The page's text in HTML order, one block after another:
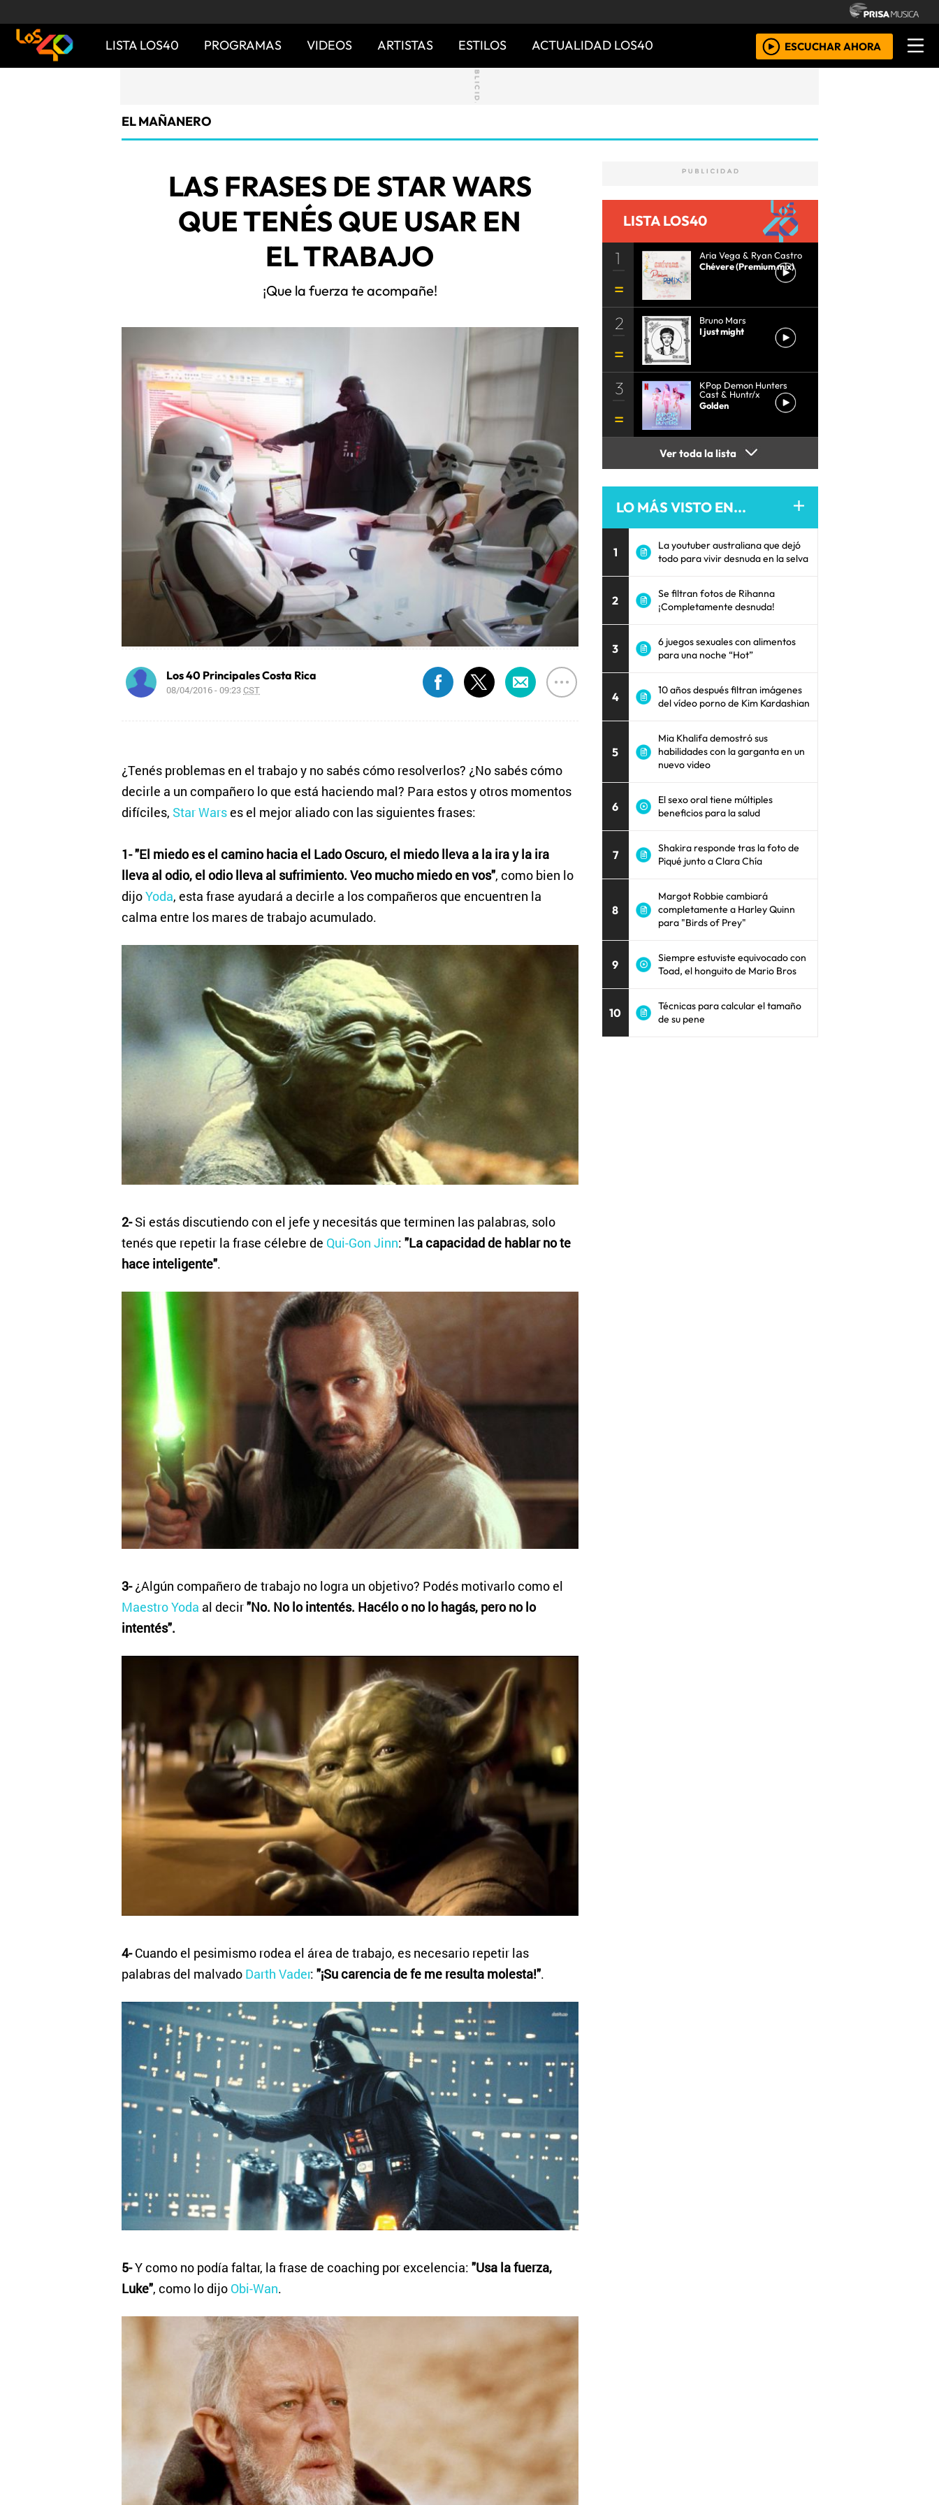
LISTA LOS40 PROGRAMAS VIDEOS ARTISTAS ESTILOS ACTUALIDAD LOS40 ESCUCHAR AHORA
EL MAÑANERO
LAS FRASES DE STAR WARS
QUE TENÉS QUE USAR EN
EL TRABAJO
¡Que la fuerza te acompañe!
Los 40 Principales Costa Rica
08/04/2016 - 09:23CST
¿Tenés problemas en el trabajo y no sabés cómo resolverlos? ¿No sabés cómo
decirle a un compañero lo que está haciendo mal? Para estos y otros momentos
difíciles, Star Warses el mejor aliado con las siguientes frases:
1- "El miedo es el camino hacia el Lado Oscuro, el miedo lleva a la ira y la ira
lleva al odio, el odio lleva al sufrimiento. Veo mucho miedo en vos", como bien lo
dijoYoda, esta frase ayudará a decirle a los compañeros que encuentren la
calma entre los mares de trabajo acumulado.
2-Si estás discutiendo con el jefe y necesitás que terminen las palabras, solo
tenés que repetir la frase célebre de Qui-Gon Jinn: "La capacidad de hablar no te
hace inteligente".
3-¿Algún compañero de trabajo no logra un objetivo? Podés motivarlo como el
Maestro Yoda al decir"No. No lo intentés. Hacélo o no lo hagás, pero no lo
intentés".
4-Cuando el pesimismo rodea el área de trabajo, es necesario repetir las
palabras del malvado Darth Vader: "¡Su carencia de fe me resulta molesta!".
5-Y como no podía faltar, la frase de coaching por excelencia: "Usa la fuerza,
Luke", como lo dijo Obi-Wan.
LISTA LOS40
1
Aria Vega & Ryan Castro
Chévere (Premium mix)
2
Bruno Mars
I just might
3
KPop Demon Hunters
Cast & Huntr/x
Golden
Ver toda la lista
LO MÁS VISTO EN...
1
La youtuber australiana que dejó
todo para vivir desnuda en la selva
2
Se filtran fotos de Rihanna
¡Completamente desnuda!
3
6 juegos sexuales con alimentos
para una noche “Hot”
4
10 años después filtran imágenes
del vídeo porno de Kim Kardashian
5
Mia Khalifa demostró sus
habilidades con la garganta en un
nuevo video
6
El sexo oral tiene múltiples
beneficios para la salud
7
Shakira responde tras la foto de
Piqué junto a Clara Chía
8
Margot Robbie cambiará
completamente a Harley Quinn
para "Birds of Prey"
9
Siempre estuviste equivocado con
Toad, el honguito de Mario Bros
10
Técnicas para calcular el tamaño
de su pene